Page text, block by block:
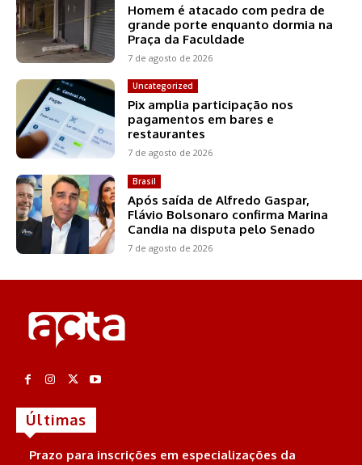
Homem é atacado com pedra de
grande porte enquanto dormia na
Praça da Faculdade
7 de agosto de 2026
Uncategorized
Pix amplia participação nos
pagamentos em bares e
restaurantes
7 de agosto de 2026
Brasil
Após saída de Alfredo Gaspar,
Flávio Bolsonaro confirma Marina
Candia na disputa pelo Senado
7 de agosto de 2026
Últimas
Prazo para inscrições em especializações da